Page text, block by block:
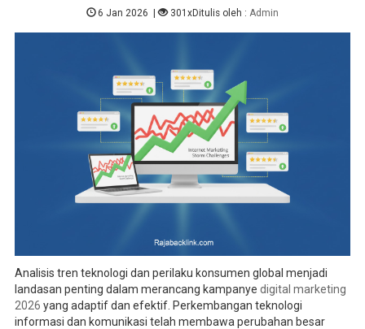
6 Jan 2026 | 301xDitulis oleh :Admin
Analisis tren teknologi dan perilaku konsumen global menjadi
landasan penting dalam merancang kampanye digital marketing
2026 yang adaptif dan efektif. Perkembangan teknologi
informasi dan komunikasi telah membawa perubahan besar